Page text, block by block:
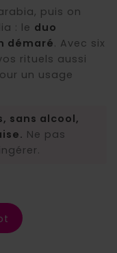
puis on
: le duo
démaré. Avec six
rituels aussi
un usage
sans alcool,
Ne pas